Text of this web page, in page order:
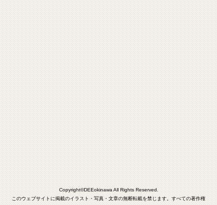
Copyright©DEEokinawa All Rights Reserved.
このウェブサイトに掲載のイラスト・写真・文章の無断転載を禁じます。すべての著作権